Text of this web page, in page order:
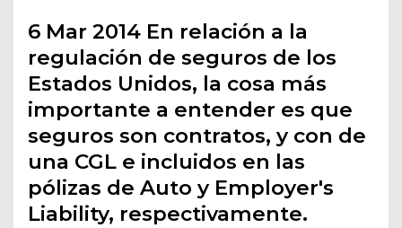
6 Mar 2014 En relación a la
regulación de seguros de los
Estados Unidos, la cosa más
importante a entender es que
seguros son contratos, y con de
una CGL e incluidos en las
pólizas de Auto y Employer's
Liability, respectivamente.